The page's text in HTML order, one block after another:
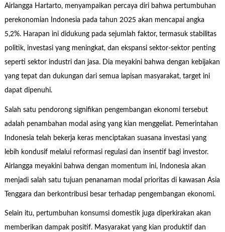
Airlangga Hartarto, menyampaikan percaya diri bahwa pertumbuhan
perekonomian Indonesia pada tahun 2025 akan mencapai angka
5,2%. Harapan ini didukung pada sejumlah faktor, termasuk stabilitas
politik, investasi yang meningkat, dan ekspansi sektor-sektor penting
seperti sektor industri dan jasa. Dia meyakini bahwa dengan kebijakan
yang tepat dan dukungan dari semua lapisan masyarakat, target ini
dapat dipenuhi.
Salah satu pendorong signifikan pengembangan ekonomi tersebut
adalah penambahan modal asing yang kian menggeliat. Pemerintahan
Indonesia telah bekerja keras menciptakan suasana investasi yang
lebih kondusif melalui reformasi regulasi dan insentif bagi investor.
Airlangga meyakini bahwa dengan momentum ini, Indonesia akan
menjadi salah satu tujuan penanaman modal prioritas di kawasan Asia
Tenggara dan berkontribusi besar terhadap pengembangan ekonomi.
Selain itu, pertumbuhan konsumsi domestik juga diperkirakan akan
memberikan dampak positif. Masyarakat yang kian produktif dan